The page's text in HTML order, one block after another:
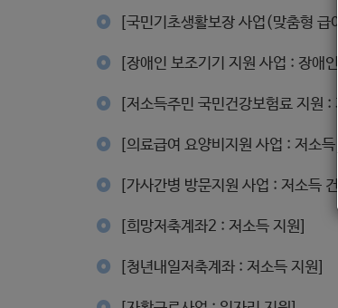
[국민기초생활보장 사업(맞춤형 급
[장애인 보조기기 지원 사업 : 장애
[저소득주민 국민건강보험료 지원
[의료급여 요양비지원 사업 : 저소득
[가사간병 방문지원 사업 : 저소득
[희망저축계좌2 : 저소득 지원]
[청년내일저축계좌 : 저소득 지원]